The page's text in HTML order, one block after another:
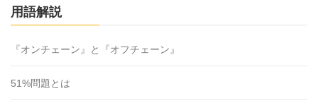
用語解説
『オンチェーン』と『オフチェーン』
51%問題とは